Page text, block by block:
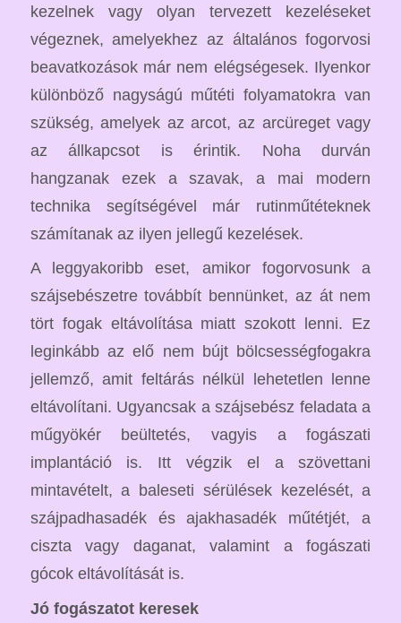
kezelnek vagy olyan tervezett kezeléseket
végeznek, amelyekhez az általános fogorvosi
beavatkozások már nem elégségesek. Ilyenkor
különböző nagyságú műtéti folyamatokra van
szükség, amelyek az arcot, az arcüreget vagy
az állkapcsot is érintik. Noha durván
hangzanak ezek a szavak, a mai modern
technika segítségével már rutinműtéteknek
számítanak az ilyen jellegű kezelések.
A leggyakoribb eset, amikor fogorvosunk a
szájsebészetre továbbít bennünket, az át nem
tört fogak eltávolítása miatt szokott lenni. Ez
leginkább az elő nem bújt bölcsességfogakra
jellemző, amit feltárás nélkül lehetetlen lenne
eltávolítani. Ugyancsak a szájsebész feladata a
műgyökér beültetés, vagyis a fogászati
implantáció is. Itt végzik el a szövettani
mintavételt, a baleseti sérülések kezelését, a
szájpadhasadék és ajakhasadék műtétjét, a
ciszta vagy daganat, valamint a fogászati
gócok eltávolítását is.
Jó fogászatot keresek